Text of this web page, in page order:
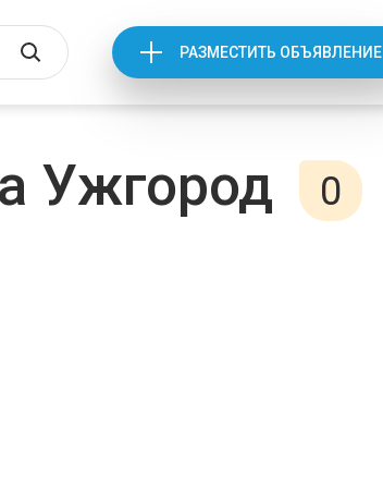
РАЗМЕСТИТЬ ОБЪЯВЛЕНИЕ
Ужгород 0